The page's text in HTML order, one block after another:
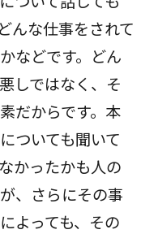
んな仕事をされて
などです。どん
しではなく、そ
だからです。本
ついても聞いて
かったかも人の
、さらにその事
よっても、その